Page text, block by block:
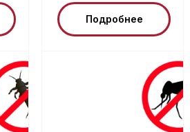
Подробнее